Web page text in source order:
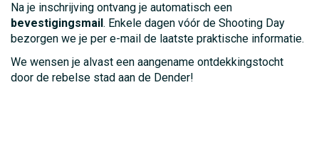
Na je inschrijving ontvang je automatisch een
bevestigingsmail. Enkele dagen vóór de Shooting Day
bezorgen we je per e-mail de laatste praktische informatie.
We wensen je alvast een aangename ontdekkingstocht
door de rebelse stad aan de Dender!